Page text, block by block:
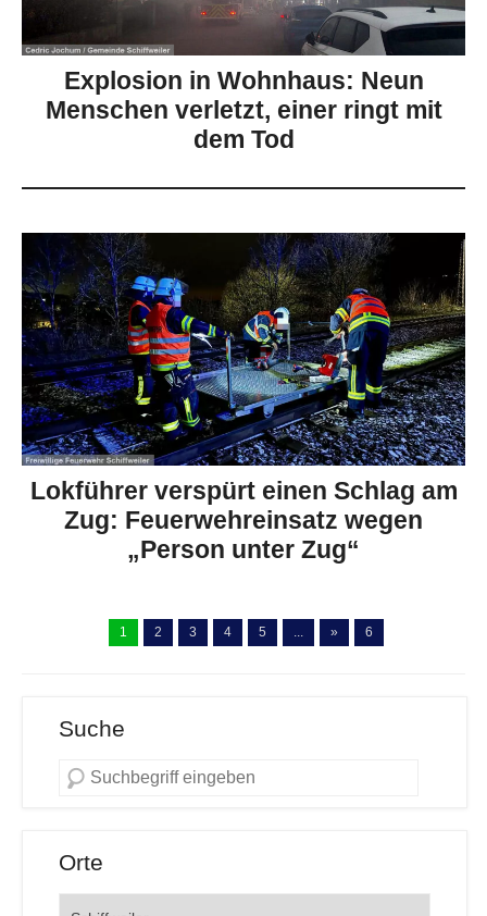
Explosion in Wohnhaus: Neun
Menschen verletzt, einer ringt mit
dem Tod
Lokführer verspürt einen Schlag am
Zug: Feuerwehreinsatz wegen
„Person unter Zug“
1 2 3 4 5 ... » 6
Suche
Orte